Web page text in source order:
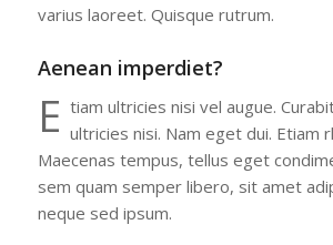
varius laoreet. Quisque rutrum.
Aenean imperdiet?
E tiam ultricies nisi vel augue.
ultricies nisi. Nam eget dui. Etiam
Maecenas tempus, tellus eget
sem quam semper libero, sit amet
neque sed ipsum.